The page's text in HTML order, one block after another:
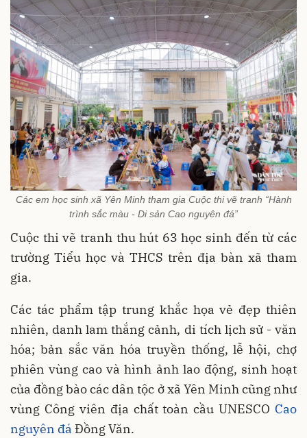
Các em học sinh xã Yên Minh tham gia Cuộc thi vẽ tranh “Hành
trình sắc màu - Di sản Cao nguyên đá”
Cuộc thi vẽ tranh thu hút 63 học sinh đến từ các
trường Tiểu học và THCS trên địa bàn xã tham
gia.
Các tác phẩm tập trung khắc họa vẻ đẹp thiên
nhiên, danh lam thắng cảnh, di tích lịch sử - văn
hóa; bản sắc văn hóa truyền thống, lễ hội, chợ
phiên vùng cao và hình ảnh lao động, sinh hoạt
của đồng bào các dân tộc ở xã Yên Minh cũng như
vùng Công viên địa chất toàn cầu UNESCO Cao
nguyên đá Đồng Văn.